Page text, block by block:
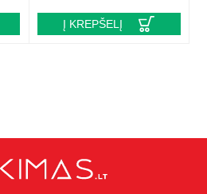
Į KREPŠELĮ